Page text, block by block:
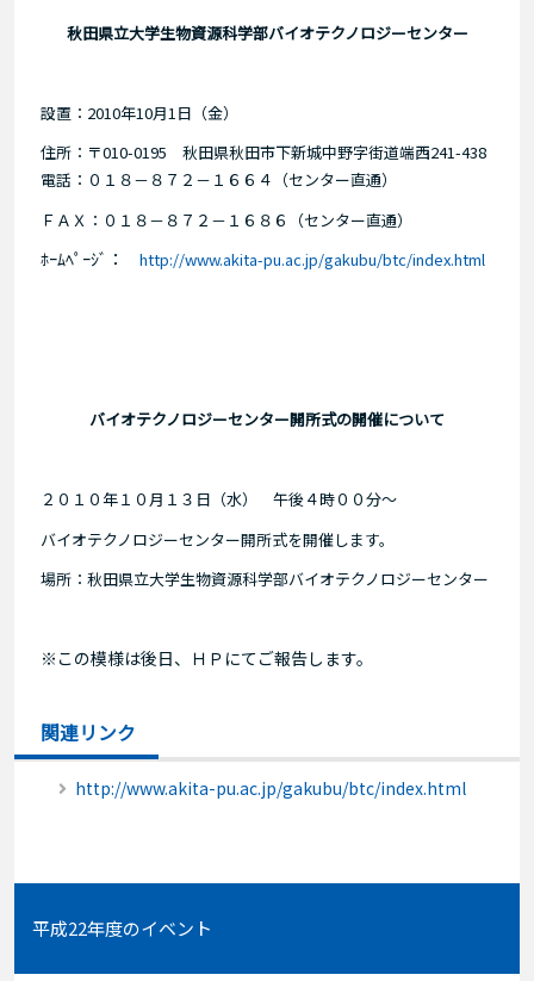
秋田県立大学生物資源科学部バイオテクノロジーセンター
設置：2010年10月1日（金）
住所：〒010-0195 秋田県秋田市下新城中野字街道端西241-438
電話：０１８－８７２－１６６４（センター直通）
ＦＡＸ：０１８－８７２－１６８６（センター直通）
ﾎｰﾑﾍﾟｰｼﾞ： http://www.akita-pu.ac.jp/gakubu/btc/index.html
バイオテクノロジーセンター開所式の開催について
２０１０年１０月１３日（水） 午後４時００分～
バイオテクノロジーセンター開所式を開催します。
場所： 秋田県立大学生物資源科学部バイオテクノロジーセンター
※この模様は後日、ＨＰにてご報告します。
関連リンク
http://www.akita-pu.ac.jp/gakubu/btc/index.html
平成22年度のイベント